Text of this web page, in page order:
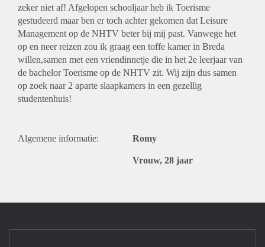
zeker niet af! Afgelopen schooljaar heb ik Toerisme
gestudeerd maar ben er toch achter gekomen dat Leisure
Management op de NHTV beter bij mij past. Vanwege het
op en neer reizen zou ik graag een toffe kamer in Breda
willen,samen met een vriendinnetje die in het 2e leerjaar van
de bachelor Toerisme op de NHTV zit. Wij zijn dus samen
op zoek naar 2 aparte slaapkamers in een gezellig
studentenhuis!
Algemene informatie: Romy
Vrouw, 28 jaar